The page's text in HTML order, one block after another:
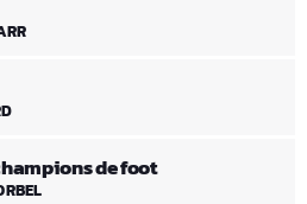
de foot